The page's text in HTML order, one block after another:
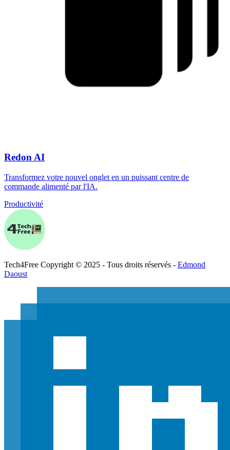
Redon AI
Transformez votre nouvel onglet en un puissant centre de
commande alimenté par l'IA.
Productivité
Tech4Free Copyright © 2025 - Tous droits réservés - Edmond
Daoust